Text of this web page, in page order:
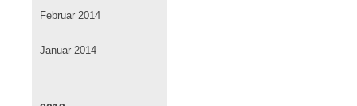
Februar 2014
Januar 2014